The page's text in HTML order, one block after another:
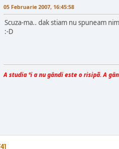
05 Februarie 2007, 16:45:58
Scuza-ma.. dak stiam nu spuneam
:-D
A studia ºi a nu gândi este o risipã. A
4